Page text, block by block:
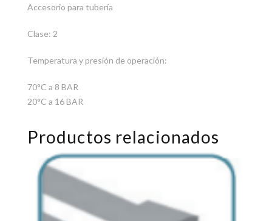
Accesorio para tubería
Clase: 2
Temperatura y presión de operación:
70°C a 8 BAR
20°C a 16 BAR
Productos relacionados